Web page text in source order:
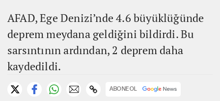
AFAD, Ege Denizi’nde 4.6 büyüklüğünde
deprem meydana geldiğini bildirdi. Bu
sarsıntının ardından, 2 deprem daha
kaydedildi.
ABONE OL